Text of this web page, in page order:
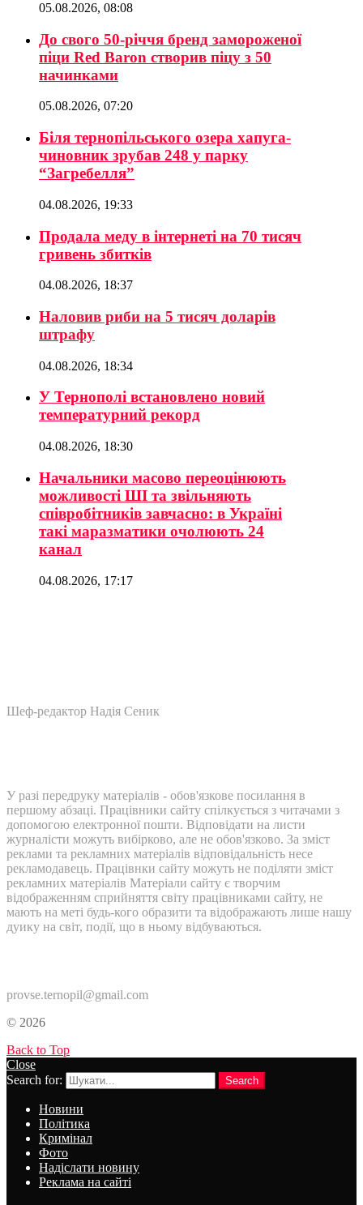
05.08.2026, 08:08
До свого 50-річчя бренд замороженої
піци Red Baron створив піцу з 50
начинками
05.08.2026, 07:20
Біля тернопільського озера хапуга-
чиновник зрубав 248 у парку
“Загребелля”
04.08.2026, 19:33
Продала меду в інтернеті на 70 тисяч
гривень збитків
04.08.2026, 18:37
Наловив риби на 5 тисяч доларів
штрафу
04.08.2026, 18:34
У Тернополі встановлено новий
температурний рекорд
04.08.2026, 18:30
Начальники масово переоцінюють
можливості ШІ та звільняють
співробітників завчасно: в Україні
такі маразматики очолюють 24
канал
04.08.2026, 17:17
Шеф-редактор Надія Сеник
У разі передруку матеріалів - обов'язкове посилання в
першому абзаці. Працівники сайту спілкується з читачами з
допомогою електронної пошти. Відповідати на листи
журналісти можуть вибірково, але не обов'язково. За зміст
реклами та рекламних матеріалів відповідальність несе
рекламодавець. Працівнки сайту можуть не поділяти зміст
рекламних матеріалів Матеріали сайту є творчим
відображенням сприйняття світу працівниками сайту, не
мають на меті будь-кого образити та відображають лише нашу
дуику на світ, події, що в ньому відбуваються.
provse.ternopil@gmail.com
© 2026
Back to Top
Close
Search for:
Search
Новини
Політика
Кримінал
Фото
Надіслати новину
Реклама на сайті